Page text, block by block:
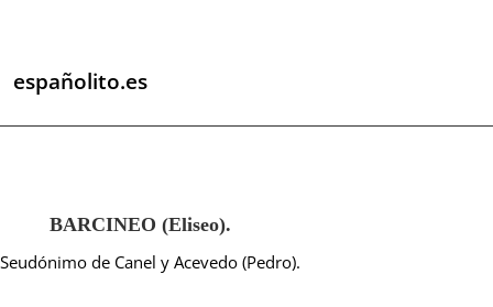
españolito.es
BARCINEO (Eliseo).
Seudónimo de Canel y Acevedo (Pedro).